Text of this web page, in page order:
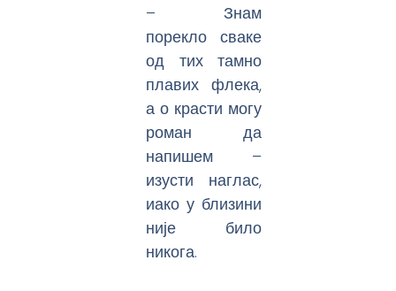
– Знам
порекло сваке
од тих тамно
плавих флека,
а о красти могу
роман да
напишем –
изусти наглас,
иако у близини
није било
никога.